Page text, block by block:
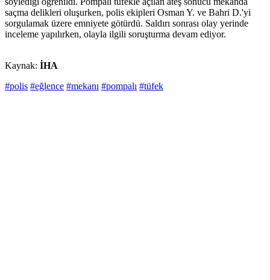
saçma delikleri oluşurken, polis ekipleri Osman Y. ve Bahri D.'yi
sorgulamak üzere emniyete götürdü. Saldırı sonrası olay yerinde
inceleme yapılırken, olayla ilgili soruşturma devam ediyor.
Kaynak: İHA
#polis #eğlence #mekanı #pompalı #tüfek